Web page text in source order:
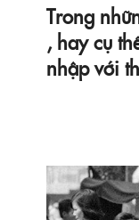
Trong
, hay cụ
nhập với